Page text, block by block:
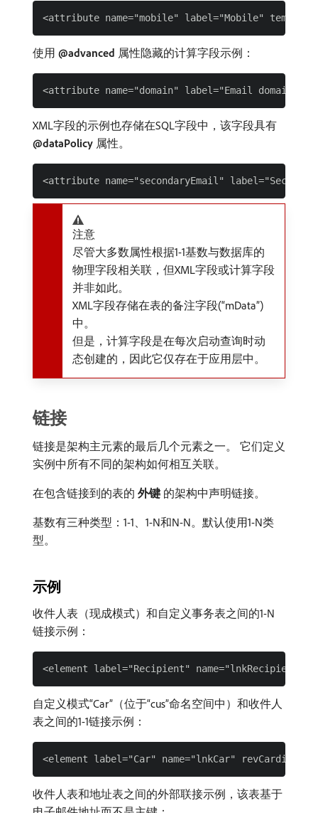
使用​ @advanced ​属性隐藏的计算字段示例：
XML字段的示例也存储在SQL字段中，该字段具有​
@dataPolicy ​属性。
注意
尽管大多数属性根据1-1基数与数据库的
物理字段相关联，但XML字段或计算字段
并非如此。
XML字段存储在表的备注字段(“mData”)
中。
但是，计算字段是在每次启动查询时动
态创建的，因此它仅存在于应用层中。
链接
链接是架构主元素的最后几个元素之一。 它们定义
实例中所有不同的架构如何相互关联。
在包含链接到的表的​ 外键 ​的架构中声明链接。
基数有三种类型：1-1、1-N和N-N。默认使用1-N类
型。
示例
收件人表（现成模式）和自定义事务表之间的1-N
链接示例：
自定义模式“Car”（位于“cus”命名空间中）和收件人
表之间的1-1链接示例：
收件人表和地址表之间的外部联接示例，该表基于